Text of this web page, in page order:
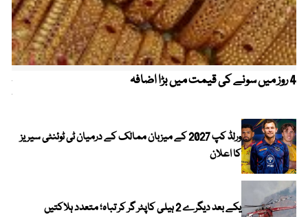
4 روز میں سونے کی قیمت میں بڑا اضافہ
ورلڈ کپ 2027 کے میزبان ممالک کے درمیان ٹی ٹوئنٹی سیریز
کا اعلان
یکے بعد دیگرے 2 ہیلی کاپٹر گر کر تباہ؛ متعدد ہلاکتیں